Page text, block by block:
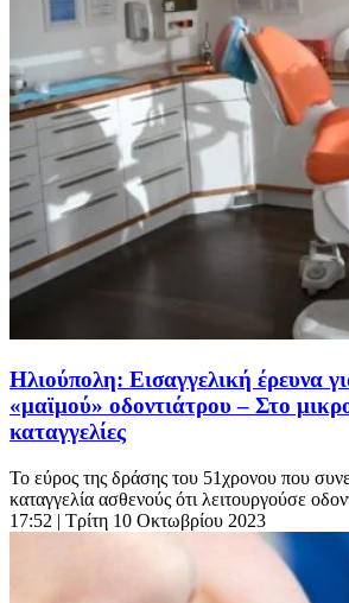
Ηλιούπολη: Εισαγγελική έρευνα
«μαϊμού» οδοντιάτρου – Στο
καταγγελίες
Το εύρος της δράσης του 51χρονου που
καταγγελία ασθενούς ότι λειτουργούσε
17:52 | Τρίτη 10 Οκτωβρίου 2023